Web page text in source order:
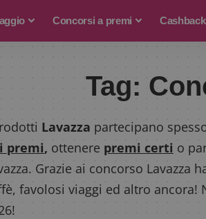
Concorsi a premi
Tag:
Lavazza partecipano
premi, ottenere premi certi o
Grazie ai concorso
favolosi viaggi ed altro ancora!